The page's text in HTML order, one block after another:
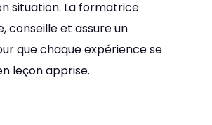
situation. La formatrice
conseille et assure un
que chaque expérience se
leçon apprise.